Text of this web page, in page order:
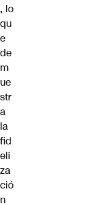
, lo
qu
e
de
m
ue
str
a
la
fid
eli
za
ció
n